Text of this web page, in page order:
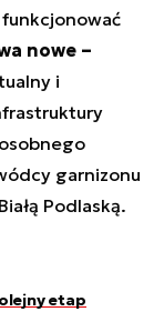
funkcjonować
nowe –
i
garnizonu
Podlaską.
etap